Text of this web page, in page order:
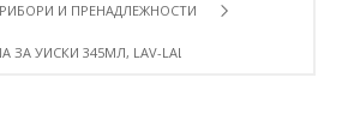
И ПРЕНАДЛЕЖНОСТИ
ЗА УИСКИ 345МЛ, LAV-LAL, КОМПЛЕКТ 6БР.